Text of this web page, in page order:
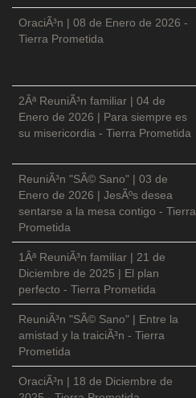
OraciÃ³n | 08 de Enero de 2026 -
Tierra Prometida
2Âª ReuniÃ³n familiar | 04 de
Enero de 2026 | Para siempre es
su misericordia - Tierra Prometida
ReuniÃ³n "SÃ© Sano" | 03 de
Enero de 2026 | JesÃºs desea
sentarse a la mesa contigo - Tierra
Prometida
1Âª ReuniÃ³n familiar | 21 de
Diciembre de 2025 | El plan
perfecto - Tierra Prometida
ReuniÃ³n "SÃ© Sano" | Entre la
amistad y la traiciÃ³n - Tierra
Prometida
OraciÃ³n | 18 de Diciembre de